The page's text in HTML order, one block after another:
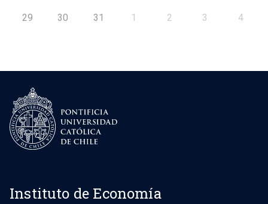
29 30 31 1 2 3 4
Instituto de Economía